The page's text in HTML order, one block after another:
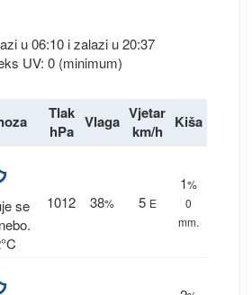
u 06:10 i zalazi u 20:37
UV: 0 (minimum)
Tlak
hPa Vlaga Vjetar
km/h
Kiša
se
1012 38% 5 E
1%
0
mm.